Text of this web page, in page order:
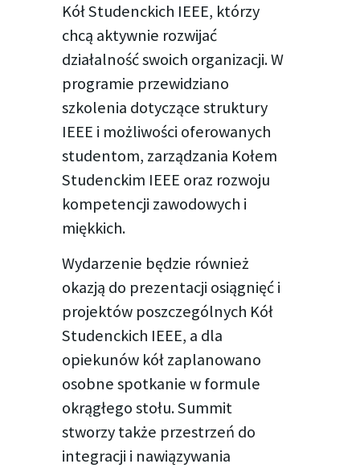
Kół Studenckich IEEE, którzy
chcą aktywnie rozwijać
działalność swoich organizacji. W
programie przewidziano
szkolenia dotyczące struktury
IEEE i możliwości oferowanych
studentom, zarządzania Kołem
Studenckim IEEE oraz rozwoju
kompetencji zawodowych i
miękkich.
Wydarzenie będzie również
okazją do prezentacji osiągnięć i
projektów poszczególnych Kół
Studenckich IEEE, a dla
opiekunów kół zaplanowano
osobne spotkanie w formule
okrągłego stołu. Summit
stworzy także przestrzeń do
integracji i nawiązywania